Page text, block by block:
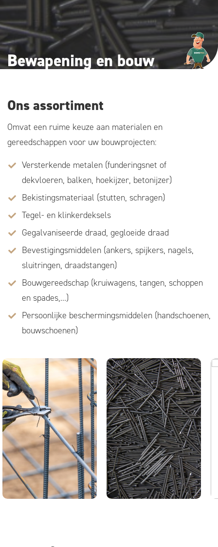
Bewapening en bouw
Ons assortiment
Omvat een ruime keuze aan materialen en
gereedschappen voor uw bouwprojecten:
Versterkende metalen (funderingsnet of
dekvloeren, balken, hoekijzer, betonijzer)
Bekistingsmateriaal (stutten, schragen)
Tegel- en klinkerdeksels
Gegalvaniseerde draad, gegloeide draad
Bevestigingsmiddelen (ankers, spijkers, nagels,
sluitringen, draadstangen)
Bouwgereedschap (kruiwagens, tangen, schoppen
en spades,…)
Persoonlijke beschermingsmiddelen (handschoenen,
bouwschoenen)